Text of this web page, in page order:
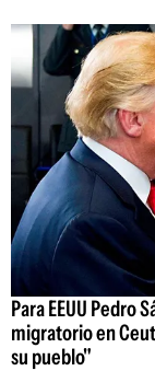
Para EEUU Pedro
migratorio en
su pueblo"